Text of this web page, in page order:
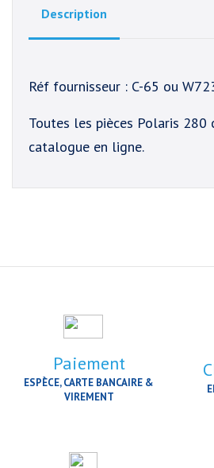
Description
Réf fournisseur : C-65 ou
Toutes les pièces Polaris
catalogue en ligne.
Paiement
ESPÈCE, CARTE BANCAIRE &
VIREMENT